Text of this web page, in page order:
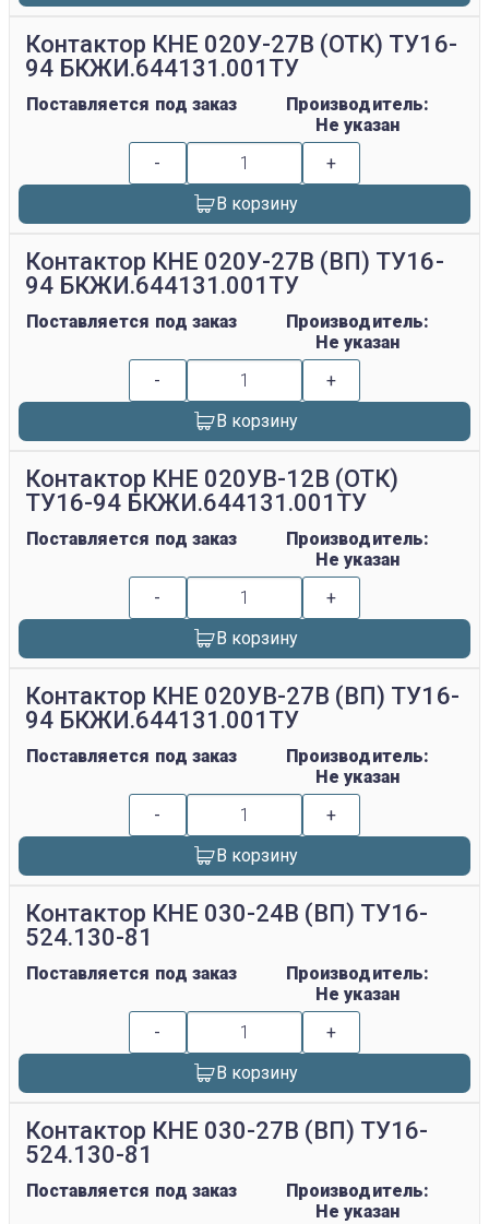
Контактор КНЕ 020У-27В (ОТК) ТУ16-
94 БКЖИ.644131.001ТУ
Поставляется под заказ
Производитель:
Не указан
-
+
В корзину
Контактор КНЕ 020У-27В (ВП) ТУ16-
94 БКЖИ.644131.001ТУ
Поставляется под заказ
Производитель:
Не указан
-
+
В корзину
Контактор КНЕ 020УВ-12В (ОТК)
ТУ16-94 БКЖИ.644131.001ТУ
Поставляется под заказ
Производитель:
Не указан
-
+
В корзину
Контактор КНЕ 020УВ-27В (ВП) ТУ16-
94 БКЖИ.644131.001ТУ
Поставляется под заказ
Производитель:
Не указан
-
+
В корзину
Контактор КНЕ 030-24В (ВП) ТУ16-
524.130-81
Поставляется под заказ
Производитель:
Не указан
-
+
В корзину
Контактор КНЕ 030-27В (ВП) ТУ16-
524.130-81
Поставляется под заказ
Производитель:
Не указан